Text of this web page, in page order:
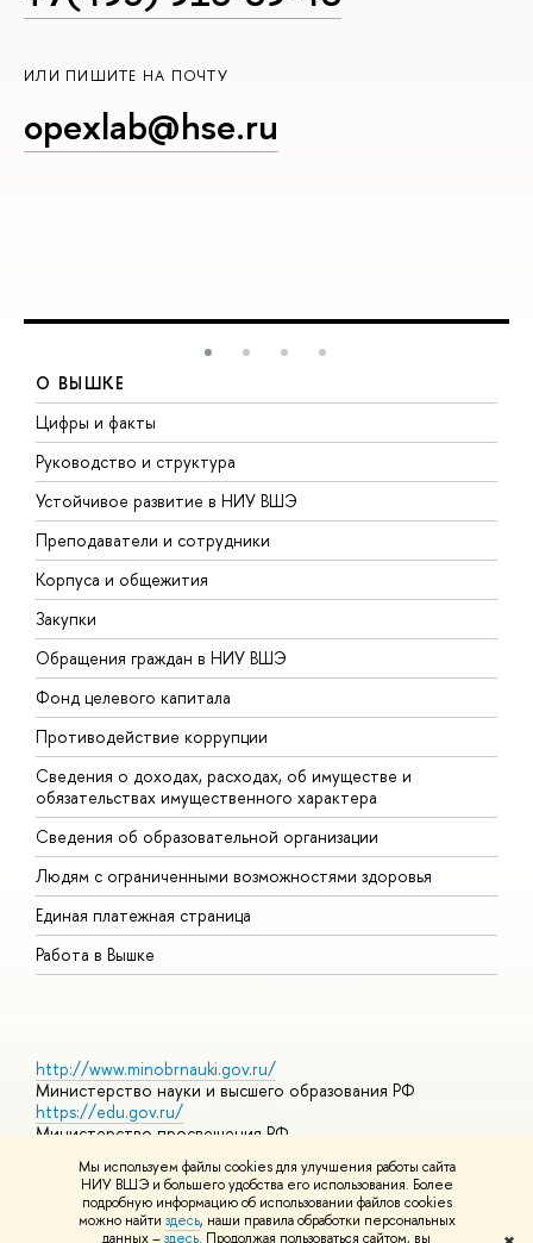
Мы используем файлы cookies для улучшения работы сайта
НИУ ВШЭ и большего удобства его использования. Более
подробную информацию об использовании файлов cookies
можно найти здесь, наши правила обработки персональных
данных –здесь. Продолжая пользоваться сайтом, вы
ИЛИ ПИШИТЕ НА ПОЧТУ
opexlab@hse.ru
О ВЫШКЕ
Цифры и факты
Руководство и структура
Устойчивое развитие в НИУ ВШЭ
Преподаватели и сотрудники
Корпуса и общежития
Закупки
Обращения граждан в НИУ ВШЭ
Фонд целевого капитала
Противодействие коррупции
Сведения о доходах, расходах, об имуществе и
обязательствах имущественного характера
Сведения об образовательной организации
Людям с ограниченными возможностями здоровья
Единая платежная страница
Работа в Вышке
http://www.minobrnauki.gov.ru/
Министерство науки и высшего образования РФ
https://edu.gov.ru/
Министерство просвещения РФ
Массовые открытые онлайн-курсы